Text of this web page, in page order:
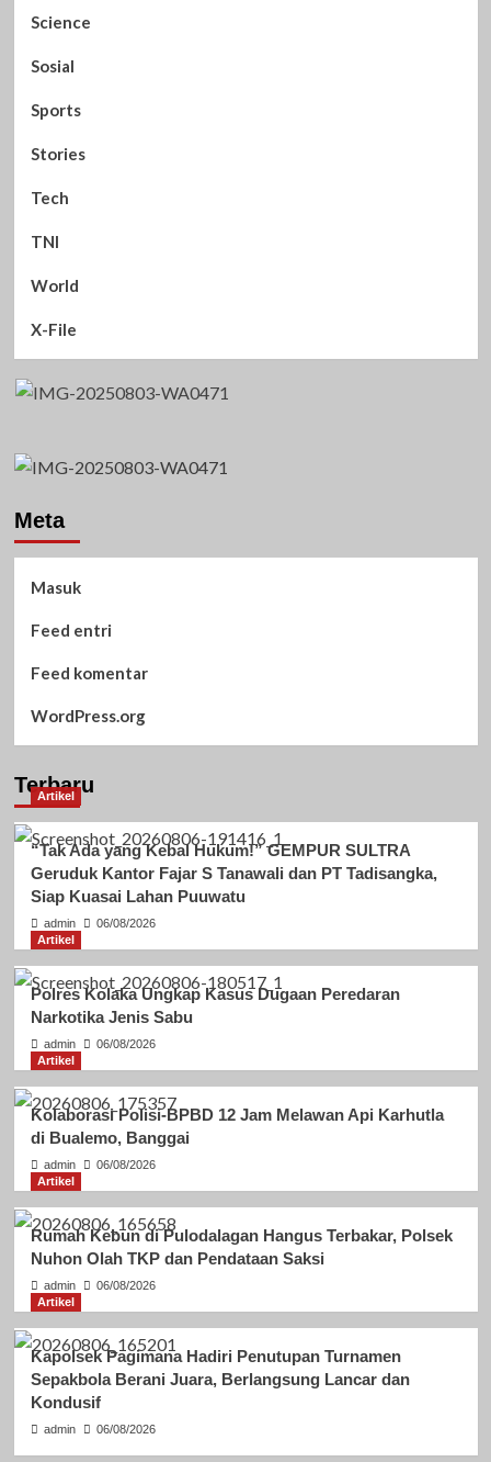
Science
Sosial
Sports
Stories
Tech
TNI
World
X-File
Meta
Masuk
Feed entri
Feed komentar
WordPress.org
Terbaru
Artikel
“Tak Ada yang Kebal Hukum!” GEMPUR SULTRA
Geruduk Kantor Fajar S Tanawali dan PT Tadisangka,
Siap Kuasai Lahan Puuwatu
admin
06/08/2026
Artikel
Polres Kolaka Ungkap Kasus Dugaan Peredaran
Narkotika Jenis Sabu
admin
06/08/2026
Artikel
Kolaborasi Polisi-BPBD 12 Jam Melawan Api Karhutla
di Bualemo, Banggai
admin
06/08/2026
Artikel
Rumah Kebun di Pulodalagan Hangus Terbakar, Polsek
Nuhon Olah TKP dan Pendataan Saksi
admin
06/08/2026
Artikel
Kapolsek Pagimana Hadiri Penutupan Turnamen
Sepakbola Berani Juara, Berlangsung Lancar dan
Kondusif
admin 06/08/2026